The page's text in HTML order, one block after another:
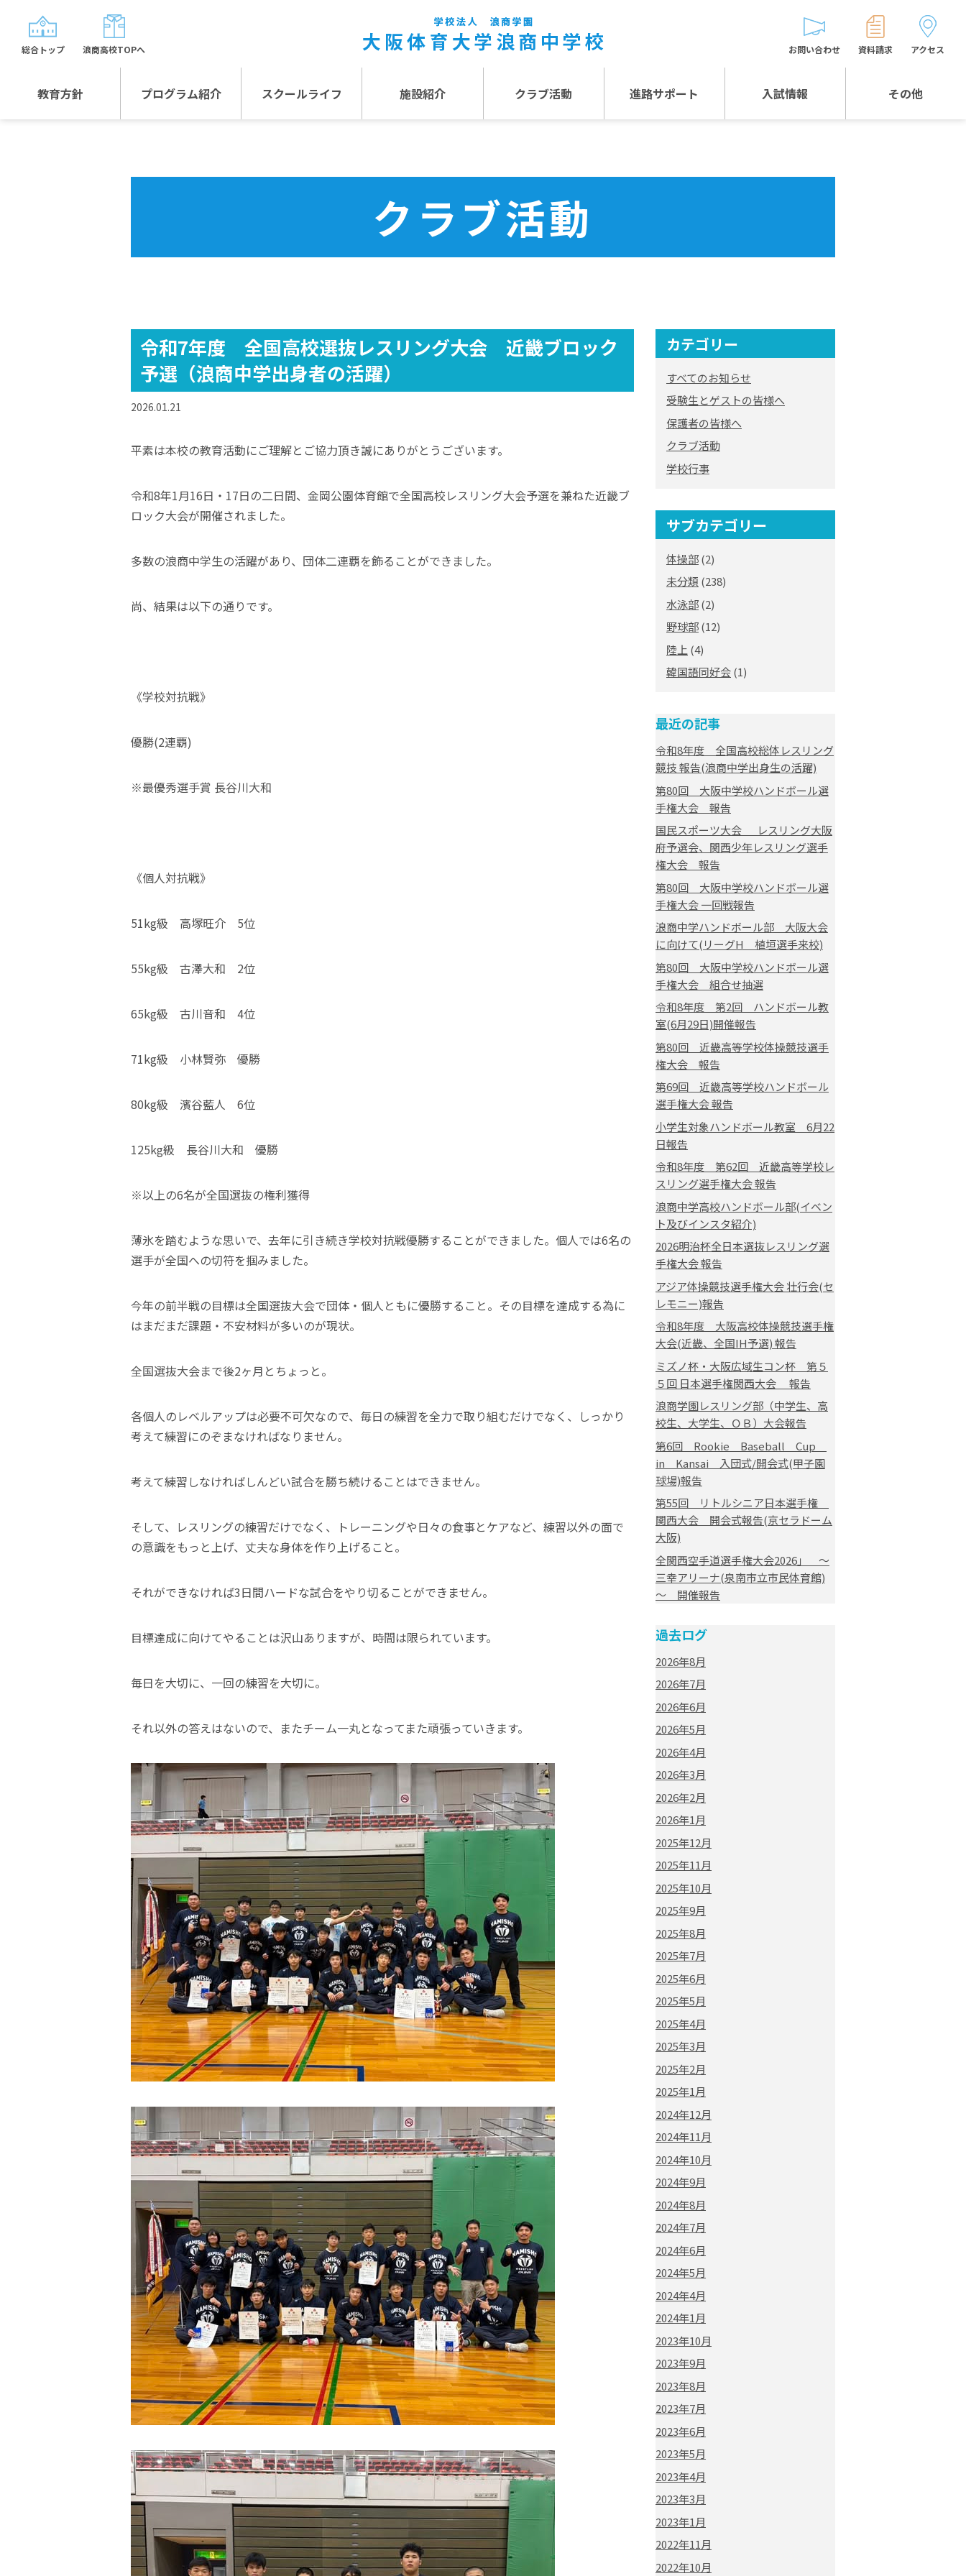
教育方針 プログラム紹介 スクールライフ 施設紹介 クラブ活動 進路サポート 入試情報 その他
お問い合わせ 資料請求 アクセス
総合トップ 浪商高校TOPへ
クラブ活動
令和7年度 全国高校選抜レスリング大会 近畿ブロック
予選（浪商中学出身者の活躍）
2026.01.21
平素は本校の教育活動にご理解とご協力頂き誠にありがとうございます。
令和8年1月16日・17日の二日間、金岡公園体育館で全国高校レスリング大会予選を兼ねた近畿ブ
ロック大会が開催されました。
多数の浪商中学生の活躍があり、団体二連覇を飾ることができました。
尚、結果は以下の通りです。
《学校対抗戦》
優勝(2連覇)
※最優秀選手賞 長谷川大和
《個人対抗戦》
51kg級 高塚旺介 5位
55kg級 古澤大和 2位
65kg級 古川音和 4位
71kg級 小林賢弥 優勝
80kg級 濱谷藍人 6位
125kg級 長谷川大和 優勝
※以上の6名が全国選抜の権利獲得
薄氷を踏むような思いで、去年に引き続き学校対抗戦優勝することができました。個人では6名の
選手が全国への切符を掴みました。
今年の前半戦の目標は全国選抜大会で団体・個人ともに優勝すること。その目標を達成する為に
はまだまだ課題・不安材料が多いのが現状。
全国選抜大会まで後2ヶ月とちょっと。
各個人のレベルアップは必要不可欠なので、毎日の練習を全力で取り組むだけでなく、しっかり
考えて練習にのぞまなければなりません。
考えて練習しなければしんどい試合を勝ち続けることはできません。
そして、レスリングの練習だけでなく、トレーニングや日々の食事とケアなど、練習以外の面で
の意識をもっと上げ、丈夫な身体を作り上げること。
それができなければ3日間ハードな試合をやり切ることができません。
目標達成に向けてやることは沢山ありますが、時間は限られています。
毎日を大切に、一回の練習を大切に。
それ以外の答えはないので、またチーム一丸となってまた頑張っていきます。
カテゴリー
すべてのお知らせ
受験生とゲストの皆様へ
保護者の皆様へ
クラブ活動
学校行事
サブカテゴリー
体操部(2)
未分類 (238)
水泳部(2)
野球部(12)
陸上 (4)
韓国語同好会(1)
最近の記事
令和8年度 全国高校総体レスリング
競技 報告(浪商中学出身生の活躍)
第80回 大阪中学校ハンドボール選
手権大会 報告
国民スポーツ大会 レスリング大阪
府予選会、関西少年レスリング選手
権大会 報告
第80回 大阪中学校ハンドボール選
手権大会 一回戦報告
浪商中学ハンドボール部 大阪大会
に向けて(リーグH 植垣選手来校)
第80回 大阪中学校ハンドボール選
手権大会 組合せ抽選
令和8年度 第2回 ハンドボール教
室(6月29日)開催報告
第80回 近畿高等学校体操競技選手
権大会 報告
第69回 近畿高等学校ハンドボール
選手権大会 報告
小学生対象ハンドボール教室 6月22
日報告
令和8年度 第62回 近畿高等学校レ
スリング選手権大会 報告
浪商中学高校ハンドボール部(イベン
ト及びインスタ紹介)
2026明治杯全日本選抜レスリング選
手権大会 報告
アジア体操競技選手権大会 壮行会(セ
レモニー)報告
令和8年度 大阪高校体操競技選手権
大会(近畿、全国IH予選) 報告
ミズノ杯・大阪広域生コン杯 第５
５回 日本選手権関西大会 報告
浪商学園レスリング部（中学生、高
校生、大学生、ＯＢ）大会報告
第6回 Rookie Baseball Cup
in Kansai 入団式/開会式(甲子園
球場)報告
第55回 リトルシニア日本選手権
関西大会 開会式報告(京セラドーム
大阪)
全関西空手道選手権大会2026」 ～
三幸アリーナ(泉南市立市民体育館)
～ 開催報告
過去ログ
2026年8月
2026年7月
2026年6月
2026年5月
2026年4月
2026年3月
2026年2月
2026年1月
2025年12月
2025年11月
2025年10月
2025年9月
2025年8月
2025年7月
2025年6月
2025年5月
2025年4月
2025年3月
2025年2月
2025年1月
2024年12月
2024年11月
2024年10月
2024年9月
2024年8月
2024年7月
2024年6月
2024年5月
2024年4月
2024年1月
2023年10月
2023年9月
2023年8月
2023年7月
2023年6月
2023年5月
2023年4月
2023年3月
2023年1月
2022年11月
2022年10月